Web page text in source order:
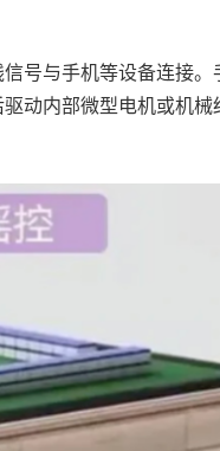
号与手机等设备连接。
动内部微型电机或机械